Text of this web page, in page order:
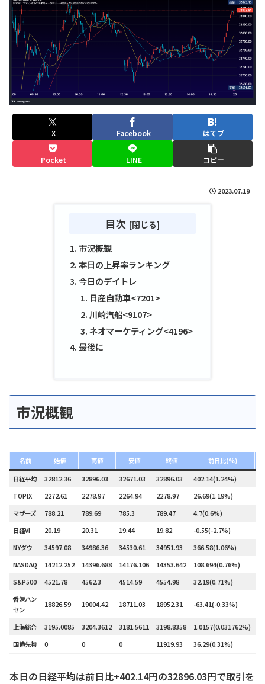
X Facebook はてブ
Pocket LINE コピー
2023.07.19
目次
市況概観
本日の上昇率ランキング
今日のデイトレ
日産自動車<7201>
川崎汽船<9107>
ネオマーケティング<4196>
最後に
市況概観
名前 始値 高値 安値 終値 前日比(%)
日経平均 32812.36 32896.03 32671.03 32896.03 402.14(1.24%)
TOPIX
2272.61 2278.97 2264.94 2278.97 26.69(1.19%)
マザーズ
788.21 789.69 785.3 789.47 4.7(0.6%)
日経VI
20.19 20.31 19.44 19.82 -0.55(-2.7%)
NYダウ
34597.08 34986.36 34530.61 34951.93 366.58(1.06%)
NASDAQ
14212.252 14396.688 14176.106 14353.642 108.694(0.76%)
S&P500
4521.78 4562.3 4514.59 4554.98 32.19(0.71%)
香港ハン
セン
18826.59 19004.42 18711.03 18952.31 -63.41(-0.33%)
上海総合 3195.0085 3204.3612 3181.5611 3198.8358 1.0157(0.031762%)
国債先物
0 0 0 11919.93 36.29(0.31%)
本日の日経平均は前日比+402.14円の32896.03円で取引を